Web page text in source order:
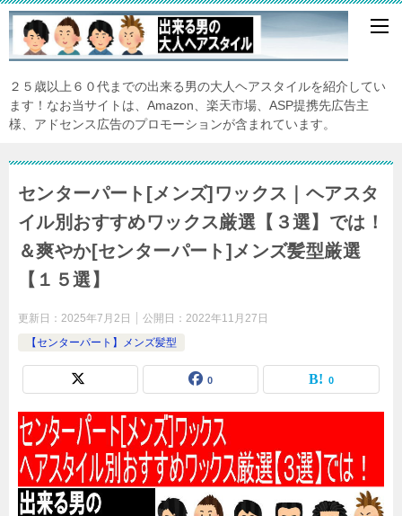
２５歳以上６０代までの出来る男の大人ヘアスタイルを紹介してい
ます！なお当サイトは、Amazon、楽天市場、ASP提携先広告主
様、アドセンス広告のプロモーションが含まれています。
センターパート[メンズ]ワックス｜ヘアスタ
イル別おすすめワックス厳選【３選】では！
＆爽やか[センターパート]メンズ髪型厳選
【１５選】
更新日： 2025年7月2日 公開日： 2022年11月27日
【センターパート】メンズ髪型
0 0